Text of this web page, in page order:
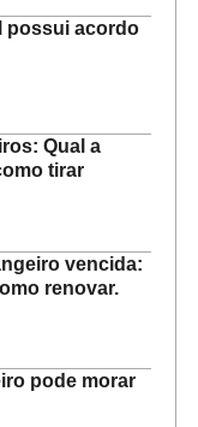
possui acordo
Qual a
tirar
vencida:
renovar.
pode morar